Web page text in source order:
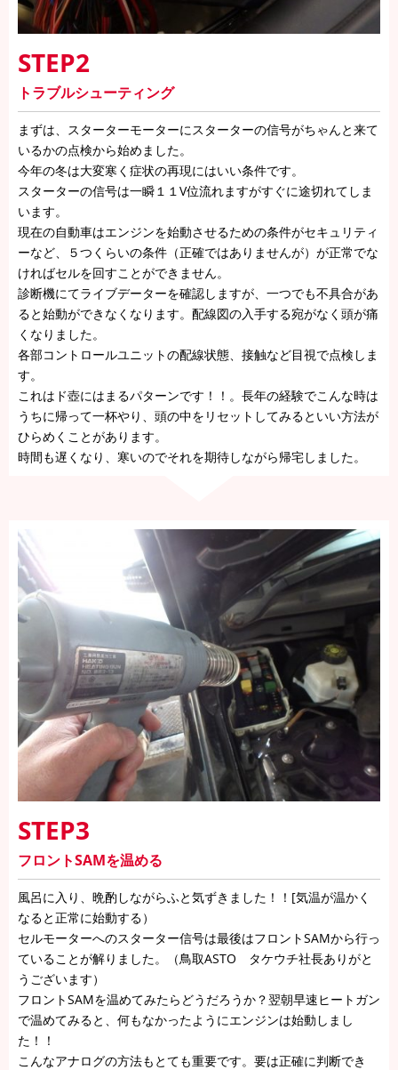
STEP2
トラブルシューティング
まずは、スターターモーターにスターターの信号がちゃんと来て
いるかの点検から始めました。
今年の冬は大変寒く症状の再現にはいい条件です。
スターターの信号は一瞬１１V位流れますがすぐに途切れてしま
います。
現在の自動車はエンジンを始動させるための条件がセキュリティ
ーなど、５つくらいの条件（正確ではありませんが）が正常でな
ければセルを回すことができません。
診断機にてライブデーターを確認しますが、一つでも不具合があ
ると始動ができなくなります。配線図の入手する宛がなく頭が痛
くなりました。
各部コントロールユニットの配線状態、接触など目視で点検しま
す。
これはド壺にはまるパターンです！！。長年の経験でこんな時は
うちに帰って一杯やり、頭の中をリセットしてみるといい方法が
ひらめくことがあります。
時間も遅くなり、寒いのでそれを期待しながら帰宅しました。
STEP3
フロントSAMを温める
風呂に入り、晩酌しながらふと気ずきました！！[気温が温かく
なると正常に始動する）
セルモーターへのスターター信号は最後はフロントSAMから行っ
ていることが解りました。（鳥取ASTO タケウチ社長ありがと
うございます）
フロントSAMを温めてみたらどうだろうか？翌朝早速ヒートガン
で温めてみると、何もなかったようにエンジンは始動しまし
た！！
こんなアナログの方法もとても重要です。要は正確に判断でき